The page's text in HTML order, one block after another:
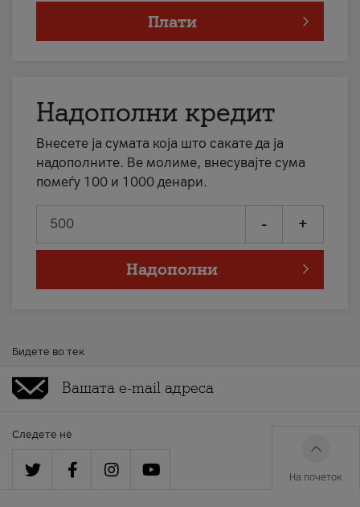
Плати
Надополни кредит
Внесете ја сумата која што сакате да ја
надополните. Ве молиме, внесувајте сума
помеѓу 100 и 1000 денари.
- +
Надополни
Бидете во тек
Следете нè
На почеток